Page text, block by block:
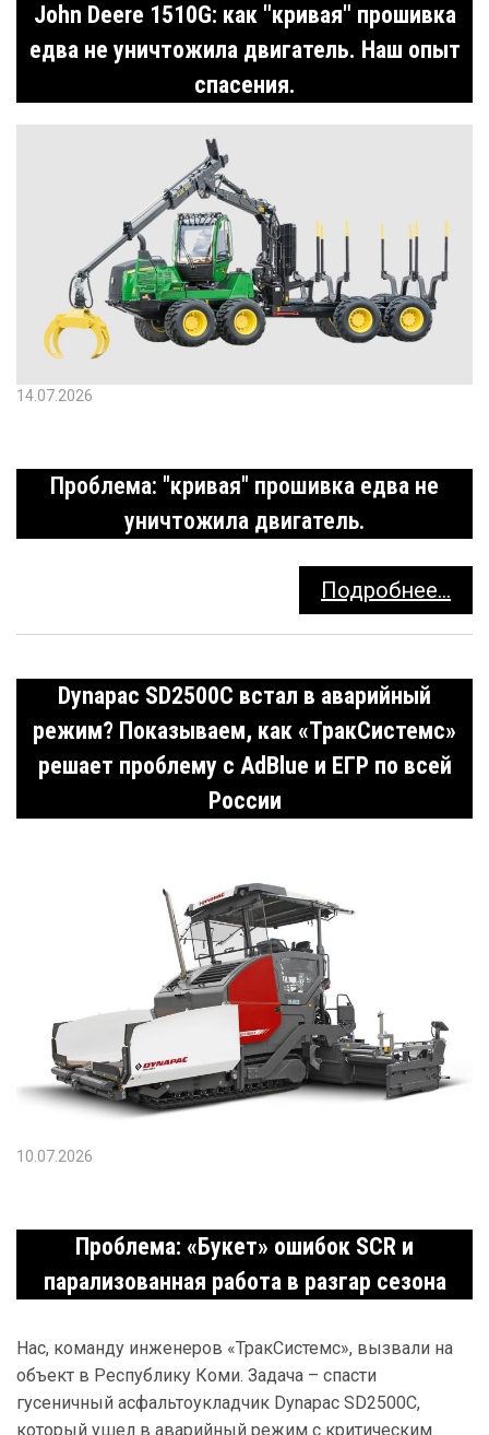
John Deere 1510G: как "кривая" прошивка
едва не уничтожила двигатель. Наш опыт
спасения.
14.07.2026
Проблема: "кривая" прошивка едва не
уничтожила двигатель.
Подробнее...
Dynapac SD2500C встал в аварийный
режим? Показываем, как «ТракСистемс»
решает проблему с AdBlue и ЕГР по всей
России
10.07.2026
Проблема: «Букет» ошибок SCR и
парализованная работа в разгар сезона
Нас, команду инженеров «ТракСистемс», вызвали на
объект в Республику Коми. Задача – спасти
гусеничный асфальтоукладчик Dynapac SD2500C,
который ушел в аварийный режим с критическим